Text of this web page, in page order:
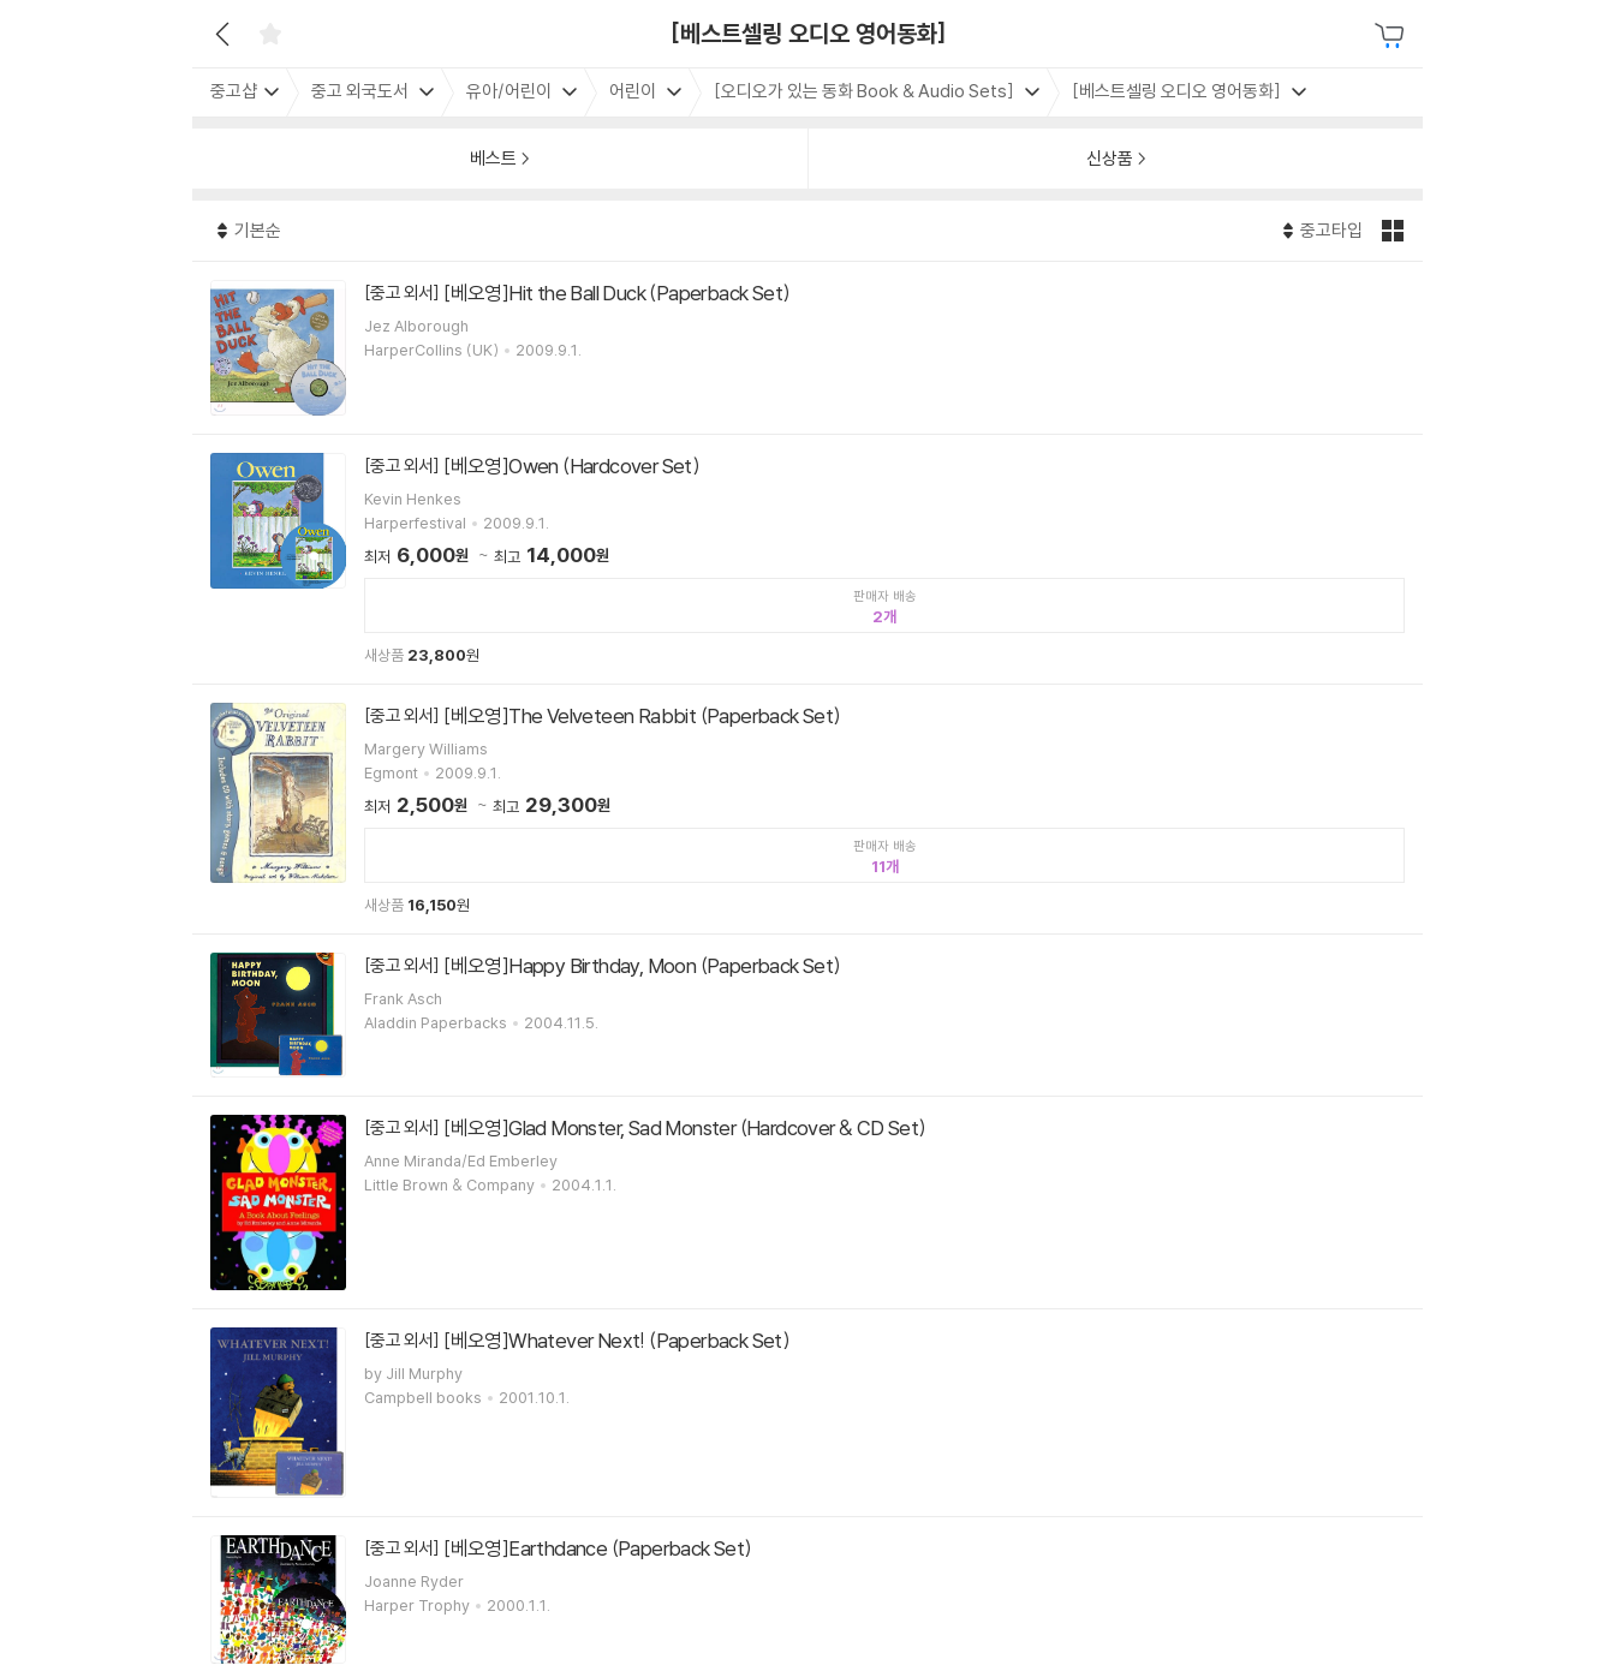
[베스트셀링 오디오 영어동화]
중고샵 중고 외국도서 유아/어린이 어린이 [오디오가 있는 동화 Book & Audio Sets] [베스트셀링 오디오 영어동화]
베스트 신상품
기본순 중고타입
[중고 외서] [베오영]Hit the Ball Duck (Paperback Set)
Jez Alborough
HarperCollins (UK)
2009.9.1.
[중고 외서] [베오영]Owen (Hardcover Set)
Kevin Henkes
Harperfestival
2009.9.1.
최저 6,000원 최고 14,000원
판매자 배송
2
새상품 23,800원
[중고 외서] [베오영]The Velveteen Rabbit (Paperback Set)
Margery Williams
Egmont
2009.9.1.
최저 2,500원 최고 29,300원
판매자 배송
11
새상품 16,150원
[중고 외서] [베오영]Happy Birthday, Moon (Paperback Set)
Frank Asch
Aladdin Paperbacks
2004.11.5.
[중고 외서] [베오영]Glad Monster, Sad Monster (Hardcover & CD Set)
Anne Miranda/Ed Emberley
Little Brown & Company
2004.1.1.
[중고 외서] [베오영]Whatever Next! (Paperback Set)
by Jill Murphy
Campbell books
2001.10.1.
[중고 외서] [베오영]Earthdance (Paperback Set)
Joanne Ryder
Harper Trophy
2000.1.1.